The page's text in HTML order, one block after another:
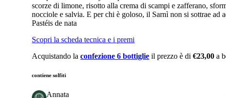
scorze di limone, risotto alla crema di scampi e zafferano,
nocciole e salvia. E per chi è goloso, il Sarnì non si sottrae ad
Pastéis de nata
Scopri la scheda tecnica e i premi
Acquistando laconfezione 6 bottiglie il prezzo è di€23,00 a
contiene solfiti
Annata